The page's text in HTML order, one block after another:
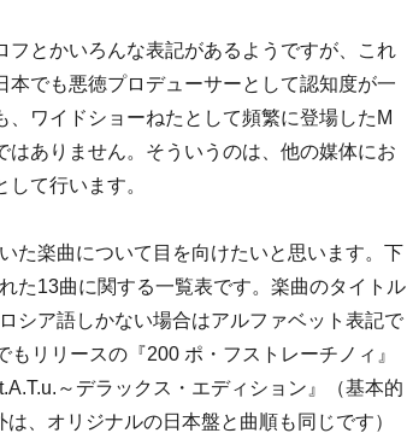
とかいろんな表記があるようですが、これ
でも悪徳プロデューサーとして認知度が一
ワイドショーねたとして頻繁に登場したM
ありません。そういうのは、他の媒体にお
て行います。
た楽曲について目を向けたいと思います。下
た13曲に関する一覧表です。楽曲のタイトル
シア語しかない場合はアルファベット表記で
リリースの『200 ポ・フストレーチノィ』
～デラックス・エディション』（基本的
、オリジナルの日本盤と曲順も同じです）